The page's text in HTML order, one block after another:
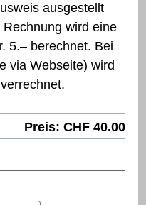
ausgestellt
wird eine
5.– berechnet. Bei
via Webseite) wird
Preis: CHF 40.00